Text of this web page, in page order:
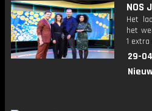
NOS
Het
het
1
29-